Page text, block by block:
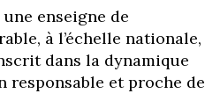
enseigne de
à l’échelle nationale,
dans la dynamique
responsable et proche de